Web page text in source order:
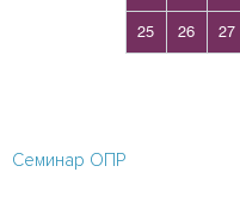
25 26 27
Семинар ОПР